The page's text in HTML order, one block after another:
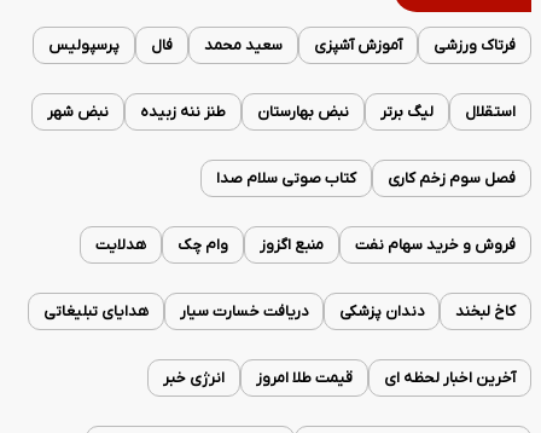
فرتاک ورزشی آموزش آشپزی سعید محمد فال پرسپولیس
استقلال لیگ برتر نبض بهارستان طنز ننه زبیده نبض شهر
فصل سوم زخم کاری کتاب صوتی سلام صدا
فروش و خرید سهام نفت منبع اگزوز وام چک هدلایت
کاخ لبخند دندان پزشکی دریافت خسارت سیار هدایای تبلیغاتی
آخرین اخبار لحظه ای قیمت طلا امروز انرژی خبر